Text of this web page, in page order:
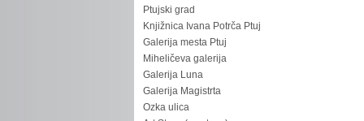
Ptujski grad
Knjižnica Ivana Potrča Ptuj
Galerija mesta Ptuj
Miheličeva galerija
Galerija Luna
Galerija Magistrta
Ozka ulica